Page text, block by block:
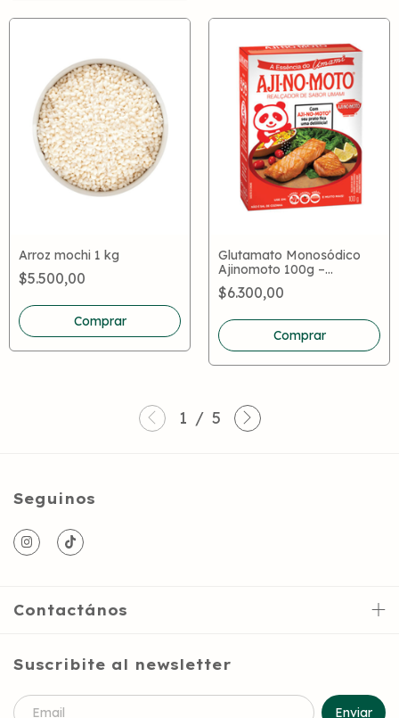
Arroz mochi 1 kg
$5.500,00
Glutamato Monosódico
Ajinomoto 100g –
Potenciador de Sabor
Umami Japonés
$6.300,00
1 / 5
Seguinos
Contactános
Suscribite al newsletter